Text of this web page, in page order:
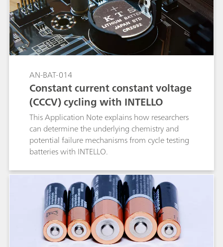
AN-BAT-014
Constant current constant voltage
(CCCV) cycling with INTELLO
This Application Note explains how researchers
can determine the underlying chemistry and
potential failure mechanisms from cycle testing
batteries with INTELLO.